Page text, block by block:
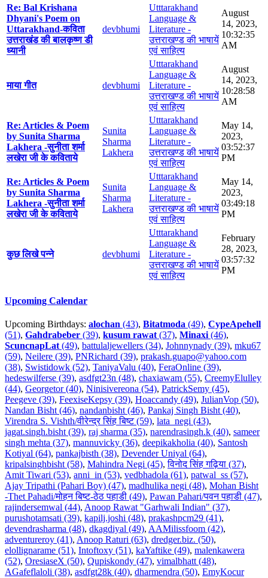
Re: Bal Krishana
Dhyani's Poem on
Uttarakhand-कविता
उत्तराखंड की बालकृष्ण डी
ध्यानी
devbhumi
Utttarakhand
Language &
Literature -
उत्तराखण्ड की भाषायें
एवं साहित्य
August
14, 2023,
10:32:35
AM
माया गीत devbhumi
Utttarakhand
Language &
Literature -
उत्तराखण्ड की भाषायें
एवं साहित्य
August
14, 2023,
10:28:58
AM
Re: Articles & Poem
by Sunita Sharma
Lakhera -सुनीता शर्मा
लखेरा जी के कविताये
Sunita
Sharma
Lakhera
Utttarakhand
Language &
Literature -
उत्तराखण्ड की भाषायें
एवं साहित्य
May 14,
2023,
03:52:37
PM
Re: Articles & Poem
by Sunita Sharma
Lakhera -सुनीता शर्मा
लखेरा जी के कविताये
Sunita
Sharma
Lakhera
Utttarakhand
Language &
Literature -
उत्तराखण्ड की भाषायें
एवं साहित्य
May 14,
2023,
03:49:18
PM
कुछ लिखे पन्ने devbhumi
Utttarakhand
Language &
Literature -
उत्तराखण्ड की भाषायें
एवं साहित्य
February
28, 2023,
03:57:32
PM
Upcoming Calendar
Upcoming Birthdays: alochan (43), Bitatmoda (49), CypeApehell
(51), Gahdrabeber (39), kusum rawat(37), Minaxi(46),
ScuncnapLat(49), battulaljewellers (34), Johnnynady (39), mku67
(59), Neilere (39), PNRichard (39), prakash.guapo@yahoo.com
(38), Swistidowk (52), TaniyaValu (40), FeraOnline (39),
hedeswilferse (39), asdfgt23n (48), chaxiawam (55), CreemyElulley
(44), Georgetor (40), Ninisivereona (54), PatrickSemy (45),
Peegeve (39), FeexiseKepsy (39), Hoaccandy (49), JulianVop (50),
Nandan Bisht (46), nandanbisht (46), Pankaj Singh Bisht (40),
Virendra S. Vishth/वीरेन्द्र सिंह बिष्ट (59), lata_negi (43),
jagat.singh.bisht (39), raj sharma (35), narendrasingh.k (40), sameer
singh mehta (37), mannuvicky (36), deepikakholia (40), Santosh
Kotiyal (64), pankajbisth (38), Devender Uniyal (64),
kripalsinghbisht (58), Mahindra Negi (45),विनोद सिंह गढ़िया (37),
Amit Tiwari (53), anni_in (53), vedbhadola (61), patwal_ss (57),
Ajay Tripathi (Pahari Boy) (47), madhulika negi (48), Mohan Bisht
-Thet Pahadi/मोहन बिष्ट-ठेठ पहाडी (49), Pawan Pahari/पवन पहाडी (47),
rajindersemwal (44), Anoop Rawat "Garhwali Indian" (37),
purushotamsati (39), kapilj.joshi (48), prakashpcm29 (41),
devendrasharma (48), dkagdiyal (49), AAMilissfoom (42),
adventureroy (41), Anoop Raturi (63), dredger.biz. (50),
elollignarame (51), Intoftoxy (51), kaYaftike (49), malenkawera
(52), OresiaseX (50), Qupiskondy (47), vimalbhatt (48),
AGafeflaloli (38), asdfgt28k (40), dharmendra (50), EmyKocur